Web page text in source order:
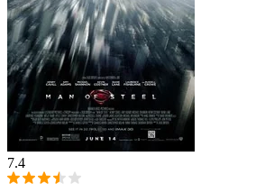
7.4